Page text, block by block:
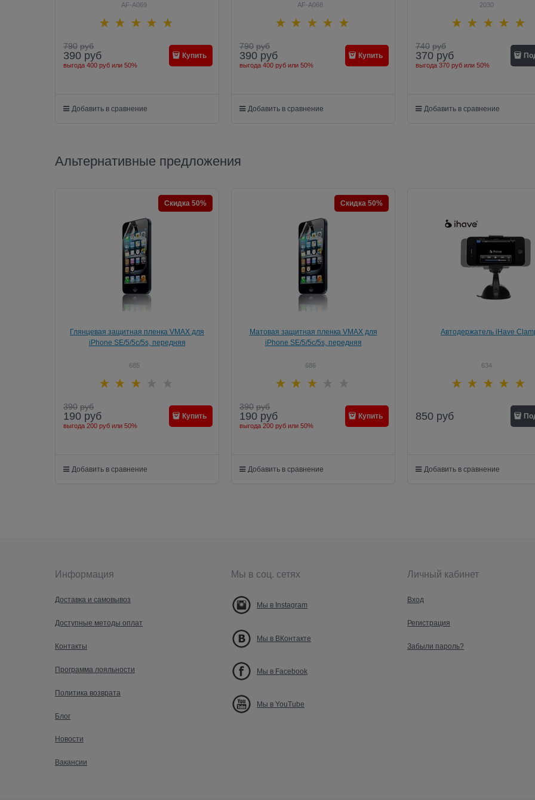
AF-A069
790 руб
390 руб
выгода 400 руб или 50%
Купить
Добавить в сравнение
AF-A068
790 руб
390 руб
выгода 400 руб или 50%
Купить
Добавить в сравнение
2030
740 руб
370 руб
выгода 370 руб или 50%
Добавить в сравнение
Альтернативные предложения
Глянцевая защитная пленка VMAX для
iPhone SE/5/5c/5s, передняя
685
Скидка 50%
390 руб
190 руб
выгода 200 руб или 50%
Купить
Добавить в сравнение
Матовая защитная пленка VMAX для
iPhone SE/5/5c/5s, передняя
686
Скидка 50%
390 руб
190 руб
выгода 200 руб или 50%
Купить
Добавить в сравнение
Автодержатель iHave
634
850 руб
Добавить в сравнение
Информация
Доставка и самовывоз
Доступные методы оплат
Контакты
Программа лояльности
Политика возврата
Блог
Новости
Вакансии
Мы в соц. сетях
Мы в Instagram
Мы в ВКонтакте
Мы в Facebook
Мы в YouTube
Личный кабинет
Вход
Регистрация
Забыли пароль?